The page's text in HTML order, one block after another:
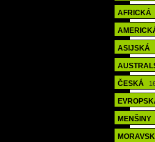
AFRICKÁ
ASIJSKÁ
ČESKÁ
MENŠINY